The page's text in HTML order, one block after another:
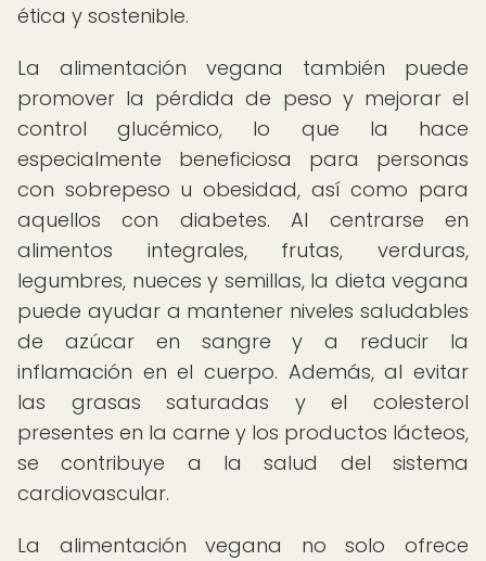
ética y sostenible.
La alimentación vegana también puede
promover la pérdida de peso y mejorar el
control glucémico, lo que la hace
especialmente beneficiosa para personas
con sobrepeso u obesidad, así como para
aquellos con diabetes. Al centrarse en
alimentos integrales, frutas, verduras,
legumbres, nueces y semillas, la dieta vegana
puede ayudar a mantener niveles saludables
de azúcar en sangre y a reducir la
inflamación en el cuerpo. Además, al evitar
las grasas saturadas y el colesterol
presentes en la carne y los productos lácteos,
se contribuye a la salud del sistema
cardiovascular.
La alimentación vegana no solo ofrece